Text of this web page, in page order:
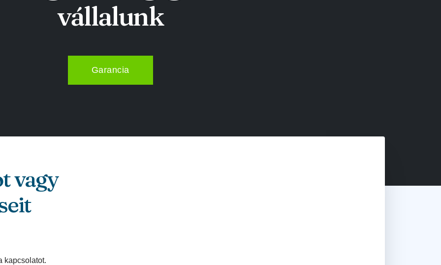
vállalunk
Garancia
vagy
kapcsolatot.